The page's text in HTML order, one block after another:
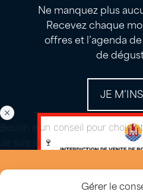
Gérer le
Ne manquez plus
Recevez chaque
offres et l’agenda
de
JE
Besoin d'un conseil pour choisir
Je suis là 🍷